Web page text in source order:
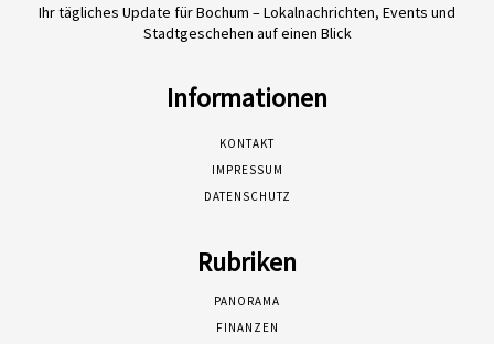
Ihr tägliches Update für Bochum – Lokalnachrichten, Events und
Stadtgeschehen auf einen Blick
Informationen
KONTAKT
IMPRESSUM
DATENSCHUTZ
Rubriken
PANORAMA
FINANZEN